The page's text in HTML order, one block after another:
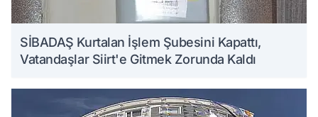
SİBADAŞ Kurtalan İşlem Şubesini Kapattı,
Vatandaşlar Siirt'e Gitmek Zorunda Kaldı